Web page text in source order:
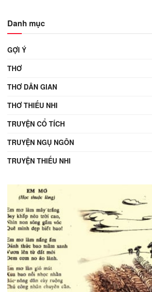
Danh mục
GỢI Ý
THƠ
THƠ DÂN GIAN
THƠ THIẾU NHI
TRUYỆN CỔ TÍCH
TRUYỆN NGỤ NGÔN
TRUYỆN THIẾU NHI